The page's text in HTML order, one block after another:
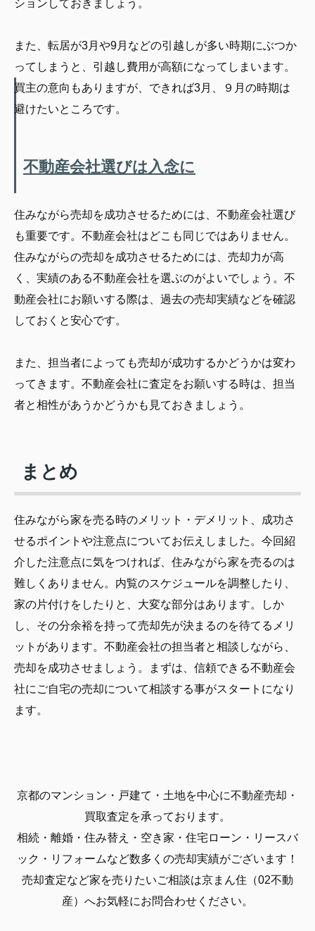
ションしておきましょう。
また、転居が3月や9月などの引越しが多い時期にぶつか
ってしまうと、引越し費用が高額になってしまいます。
買主の意向もありますが、できれば3月、９月の時期は
避けたいところです。
不動産会社選びは入念に
住みながら売却を成功させるためには、不動産会社選び
も重要です。不動産会社はどこも同じではありません。
住みながらの売却を成功させるためには、売却力が高
く、実績のある不動産会社を選ぶのがよいでしょう。不
動産会社にお願いする際は、過去の売却実績などを確認
しておくと安心です。
また、担当者によっても売却が成功するかどうかは変わ
ってきます。不動産会社に査定をお願いする時は、担当
者と相性があうかどうかも見ておきましょう。
まとめ
住みながら家を売る時のメリット・デメリット、成功さ
せるポイントや注意点についてお伝えしました。今回紹
介した注意点に気をつければ、住みながら家を売るのは
難しくありません。内覧のスケジュールを調整したり、
家の片付けをしたりと、大変な部分はあります。しか
し、その分余裕を持って売却先が決まるのを待てるメリ
ットがあります。不動産会社の担当者と相談しながら、
売却を成功させましょう。まずは、信頼できる不動産会
社にご自宅の売却について相談する事がスタートになり
ます。
京都のマンション・戸建て・土地を中心に不動産売却・
買取査定を承っております。
相続・離婚・住み替え・空き家・住宅ローン・リースバ
ック・リフォームなど数多くの売却実績がございます！
売却査定など家を売りたいご相談は京まん住（02不動
産）へお気軽にお問合わせください。